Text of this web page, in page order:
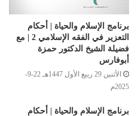
برنامج الإسلام والحياة | أحكام
التعزير في الفقه الإسلامي 2 | مع
فضيلة الشيخ الدكتور حمزة
أبوفارس
الأثنين 29 ربيع الأول 1447هـ 22-9-
2025م
برنامج الإسلام والحياة | أحكام